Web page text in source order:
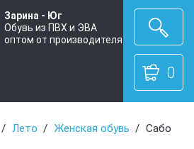
Зарина - Юг
Обувь из ПВХ и ЭВА
оптом от производителя
0
Лето Женская обувь Сабо